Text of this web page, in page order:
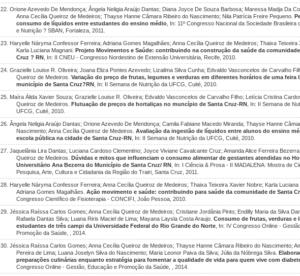
22. Orione Azevedo De Mendonça; Ângela Neligia Araújo Dantas; Diana Joyce De Souza Barbosa; Maressa Madja Da
Anna Cecília Queiroz de Medeiros; Thayse Hanne Câmara Ribeiro do Nascimento; Nila Patrícia Freire Pequeno.
consumo de líquidos entre estudantes do ensino médio , In: 11º Congresso Nacional da Sociedade Brasileira
e Nutrição ? SBAN, Fortaleza, 2011.
23. Haryelle Náryma Confessor Ferreira; Adriana Gomes Magalhães; Anna Cecília Queiroz de Medeiros; Thaixa Teixeira
Karla Luciana Magnani.Projeto Movimentos e Saúde: contribuindo na construção da saúde da
Cruz ? RN , In: II CNEU - Congresso Nordestino de Extensão Universitária, Recife, 2010.
24. Grazielle Louise R. Oliveira; Joana Eliza Pontes Azevedo; Lizailma Silva Cunha; Edvaldo Vasconcelos de Carvalho
Queiroz de Medeiros.Variação do preço de frutas, legumes e verduras em diferentes horários de uma feira
município de Santa Cruz?RN , In: II Semana de Nutrição da UFCG, Cuité, 2010.
25. Maíra Álida Xavier Souza; Grazielle Louise R. Oliveira; Edvaldo Vasconcelos de Carvalho Filho; Letícia Cristina
Queiroz de Medeiros.Flutuação de preços de hortaliças no muncípio de Santa Cruz-RN , In: II Semana de
UFCG, Cuité, 2010.
26. Ângela Neligia Araújo Dantas; Orione Azevedo De Mendonça; Camila Fabiane Macedo Miranda; Thayse Hanne
Nascimento; Anna Cecília Queiroz de Medeiros.Avaliação da ingestão de líquidos entre alunos do ensino
escola pública na cidade de Santa Cruz-RN , In: II Semana de Nutrição da UFCG, Cuité, 2010.
27. Jaquelânia Lira Dantas; Luciana Cardoso Clementino; Joyce Viviane Cavalcante Cruz; Amanda Alice Ferreira
Queiroz de Medeiros.Dúvidas e mitos que influenciam o consumo alimentar de gestantes atendidas no
Universitário Ana Bezerra do Município de Santa Cruz/ RN , In: I Ciência & Prosa - II MADALENA: Mostra de
Pesquisa, Arte, Cultura e Cidadania da Região do Trairi, Santa Cruz, 2011.
28. Haryelle Náryma Confessor Ferreira; Anna Cecília Queiroz de Medeiros; Thaixa Teixeira Xavier Nobre; Karla Luciana
Adriana Gomes Magalhães.Ação movimento e saúde: contribuindo para saúde da comunidade de Santa
Congresso Científico de Fisioterapia - CONCIFI, João Pessoa, 2010.
29. Jéssica Raíssa Carlos Gomes; Anna Cecília Queiroz de Medeiros; Cristiane Jordânia Pinto; Endilly Maria da Silva
Rafaela Dantas Silva; Luana Riris Maciel de Lima; Mayana Laysla Costa Araujo.Consumo de frutas, verduras e
estudantes de três campi da Universidade Federal do Rio Grande do Norte , In: IV Congresso Online -
Promoção da Saúde, , 2014.
30. Jéssica Raíssa Carlos Gomes; Anna Cecília Queiroz de Medeiros; Thayse Hanne Câmara Ribeiro do Nascimento;
Pereira de Lima; Luana Joselyn Silva do Nascimento; Maria Leonor Paiva da Silva; Júlia da Nóbrega Silva.
preparações culinárias enquanto estratégia para fomentar a qualidade de vida para quem vive com
Congresso Online - Gestão, Educação e Promoção da Saúde, , 2014.